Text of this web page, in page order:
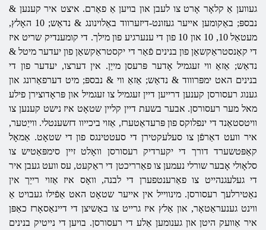
געווען אַ קלאָר אָרט צו לעבן און בויען אַ פאַרם. איצט איר קענען &
נבספּ; באַקומען אייער געזונט-דיזערווד באַלוינונג & נדאַש; 10 האָלץ,
מעטאַל 10, 10 און 10 פון די ענערגיע פון ​​מילך. די קומענדיק שריט איז
די קאַנסטראַקשאַן פון בנינים פֿאַר די יקסטראַקשאַן פון יעדער מיטל &
נדאַש; אַזאַ ווי זעגמיל אָדער פּרעסן מייַן. אין דערצו, יעדער פון די
בנינים האט ימפּרוווד & נדאַש; אַזאַ ווי & נבספּ; מיט דערפאַרונג און
גענוג רעסורסן קענען דרייען דיין זעגמיל צו זעגמיל און פּראָדוצירן פילע
מאל מער רעסורסן. אבער בשעת דיין קליין שטאָט איז נישט קענען צו
וויטסטאַנד די ינפלוקס פון פּרעדאַטערז, אַזוי ביכייוו דזשענטלי. ווייַטער,
איר וועט דאַרפֿן צו סעלעקטירן די סעטטינגס פון די שטאָט. אַמאָל
קאַפּטשערד דורך די יקערדיק רעסורסן וואָלט זיין סימפּאַטיש צו
סלאָולי אָבער שורלי נעמען צו פאַרריכטן די ראַקעט, עס וועט געבן איר
די געלעגנהייט צו פאַרענטפערן די לבנה, וואָס איז אַזוי רייַך אין
נאַטירלעך רעסורסן. מינווייל אין אייער שטאָט האט אַפֿילו געבויט אַ
ווינט גענעראַטאָר, און אַלץ איז גרייט צו באַשיצן די דיינאַסאָרז כאַפּן
איר אַוועק היטן און גענומען אַלע די רעסורסן. בויען די נייטיק בנינים